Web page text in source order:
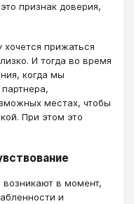
признак доверия,
хочется прижаться
И тогда во время
когда мы
местах, чтобы
При этом это
возникают в момент,
и